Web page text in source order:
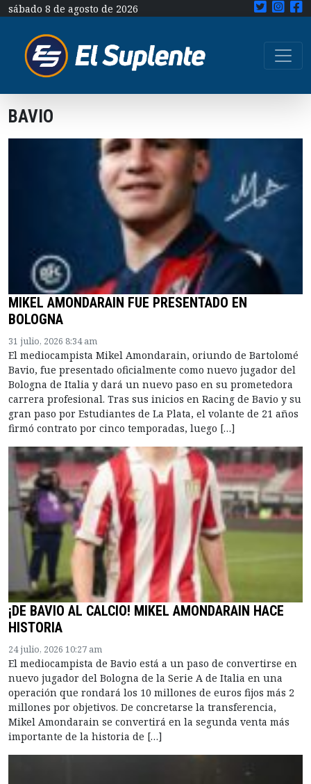
sábado 8 de agosto de 2026
BAVIO
MIKEL AMONDARAIN FUE PRESENTADO EN
BOLOGNA
31 julio, 2026 8:34 am
El mediocampista Mikel Amondarain, oriundo de Bartolomé
Bavio, fue presentado oficialmente como nuevo jugador del
Bologna de Italia y dará un nuevo paso en su prometedora
carrera profesional. Tras sus inicios en Racing de Bavio y su
gran paso por Estudiantes de La Plata, el volante de 21 años
firmó contrato por cinco temporadas, luego […]
¡DE BAVIO AL CALCIO! MIKEL AMONDARAIN HACE
HISTORIA
24 julio, 2026 10:27 am
El mediocampista de Bavio está a un paso de convertirse en
nuevo jugador del Bologna de la Serie A de Italia en una
operación que rondará los 10 millones de euros fijos más 2
millones por objetivos. De concretarse la transferencia,
Mikel Amondarain se convertirá en la segunda venta más
importante de la historia de […]